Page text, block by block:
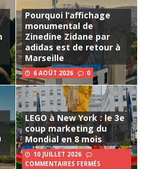
Pourquoi l’affichage
monumental de
Zinedine Zidane par
adidas est de retour à
Marseille
6 AOÛT 2026 0
LEGO à New York : le 3e
coup marketing du
Mondial en 8 mois
10 JUILLET 2026
COMMENTAIRES FERMÉS